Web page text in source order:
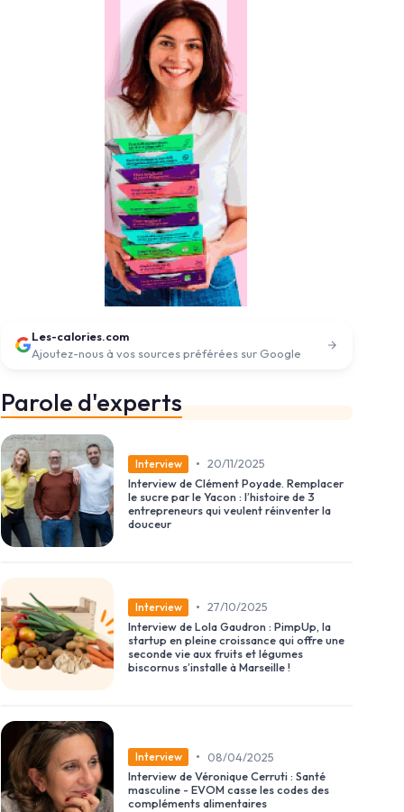
Les-calories.com
Ajoutez-nous à vos sources préférées sur Google
Parole d'experts
Interview • 20/11/2025
Interview de Clément Poyade. Remplacer
le sucre par le Yacon : l’histoire de 3
entrepreneurs qui veulent réinventer la
douceur
Interview • 27/10/2025
Interview de Lola Gaudron : PimpUp, la
startup en pleine croissance qui offre une
seconde vie aux fruits et légumes
biscornus s’installe à Marseille !
Interview •
08/04/2025
Interview de Véronique Cerruti : Santé
masculine - EVOM casse les codes des
compléments alimentaires